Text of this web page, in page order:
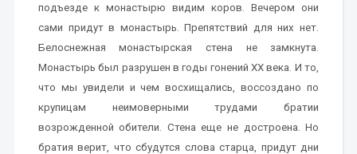
подъезде к монастырю видим коров. Вечером они
сами придут в монастырь. Препятствий для них нет.
Белоснежная монастырская стена не замкнута.
Монастырь был разрушен в годы гонений XX века. И то,
что мы увидели и чем восхищались, воссоздано по
крупицам неимоверными трудами братии
возрожденной обители. Стена еще не достроена. Но
братия верит, что сбудутся слова старца, придут дни